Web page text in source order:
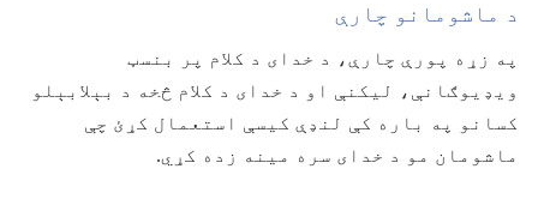
د ماشومانو چارې
په زړه پورې چارې،‏ د خدای د کلام پر بنسټ
ویډیوګانې،‏ لیکنې او د خدای د کلام څخه د بېلابېلو
کسانو په باره کې لنډې کیسې استعمال کړئ چې
ماشومان مو د خدای سره مینه زده کړي.‏